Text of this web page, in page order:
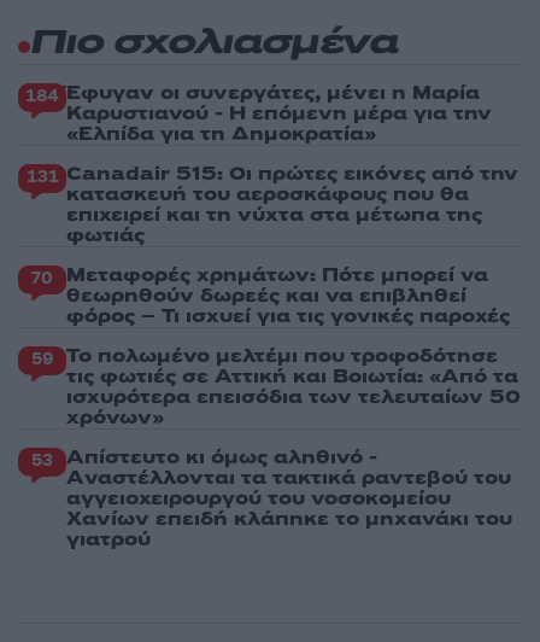
Πιο σχολιασμένα
184 Έφυγαν οι συνεργάτες, μένει η Μαρία
Καρυστιανού - Η επόμενη μέρα για την
«Ελπίδα για τη Δημοκρατία»
131 Canadair 515: Οι πρώτες εικόνες από την
κατασκευή του αεροσκάφους που θα
επιχειρεί και τη νύχτα στα μέτωπα της
φωτιάς
70 Μεταφορές χρημάτων: Πότε μπορεί να
θεωρηθούν δωρεές και να επιβληθεί
φόρος – Τι ισχυεί για τις γονικές παροχές
59 Το πολωμένο μελτέμι που τροφοδότησε
τις φωτιές σε Αττική και Βοιωτία: «Από τα
ισχυρότερα επεισόδια των τελευταίων 50
χρόνων»
53 Απίστευτο κι όμως αληθινό -
Aναστέλλονται τα τακτικά ραντεβού του
αγγειοχειρουργού του νοσοκομείου
Χανίων επειδή κλάπηκε το μηχανάκι του
γιατρού